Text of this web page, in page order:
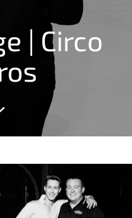
| Circo